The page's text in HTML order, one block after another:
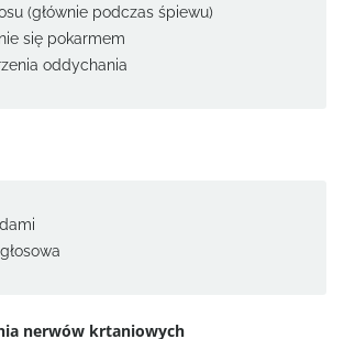
(głównie podczas śpiewu)
się pokarmem
oddychania
nerwów krtaniowych